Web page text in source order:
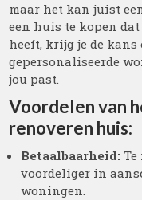
maar het kan juist
een huis te kopen
heeft, krijg je de kans
gepersonaliseerde
jou past.
Voordelen van
renoveren huis:
Betaalbaarheid:
voordeliger in
woningen.